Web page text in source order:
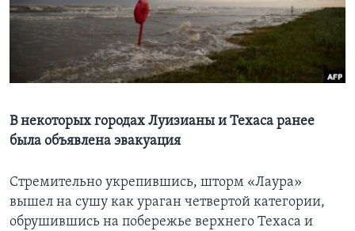
Learning English
СОЦИАЛЬНЫЕ СЕТИ
Языки
В некоторых городах Луизианы и Техаса ранее
была объявлена эвакуация
Стремительно укрепившись, шторм «Лаура»
вышел на сушу как ураган четвертой категории,
обрушившись на побережье верхнего Техаса и